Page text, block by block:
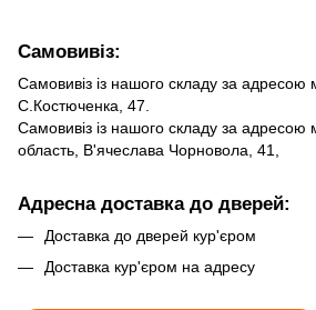
Самовивіз:
Самовивіз із нашого складу за адресою
С.Костюченка, 47.
Самовивіз із нашого складу за адресою
область, В'ячеслава Чорновола, 41,
Адресна доставка до дверей:
Доставка до дверей кур'єром
Доставка кур'єром на адресу